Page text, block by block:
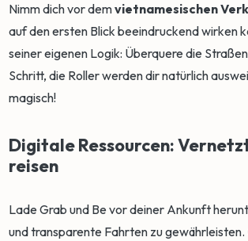
Nimm dich vor demvietnamesischen
auf den ersten Blick beeindruckend wirken
seiner eigenen Logik: Überquere die
Schritt, die Roller werden dir natürlich
magisch!
Digitale Ressourcen:
reisen
Lade Grab und Be vor deiner Ankunft
und transparente Fahrten zu gewährleisten.